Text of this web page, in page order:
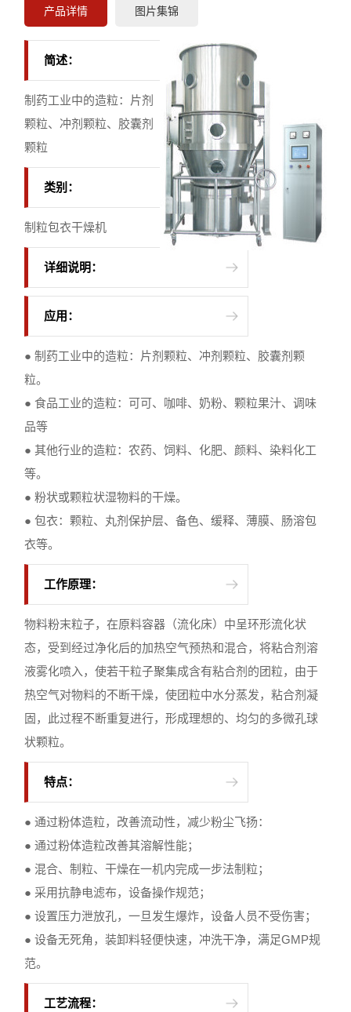
产品详情 图片集锦
简述：
制药工业中的造粒：片剂
颗粒、冲剂颗粒、胶囊剂
颗粒
类别：
制粒包衣干燥机
详细说明：
应用：
● 制药工业中的造粒：片剂颗粒、冲剂颗粒、胶囊剂颗
粒。
● 食品工业的造粒：可可、咖啡、奶粉、颗粒果汁、调味
品等
● 其他行业的造粒：农药、饲料、化肥、颜料、染料化工
等。
● 粉状或颗粒状湿物料的干燥。
● 包衣：颗粒、丸剂保护层、备色、缓释、薄膜、肠溶包
衣等。
工作原理：
物料粉末粒子，在原料容器（流化床）中呈环形流化状
态，受到经过净化后的加热空气预热和混合，将粘合剂溶
液雾化喷入，使若干粒子聚集成含有粘合剂的团粒，由于
热空气对物料的不断干燥，使团粒中水分蒸发，粘合剂凝
固，此过程不断重复进行，形成理想的、均匀的多微孔球
状颗粒。
特点：
● 通过粉体造粒，改善流动性，减少粉尘飞扬：
● 通过粉体造粒改善其溶解性能；
● 混合、制粒、干燥在一机内完成一步法制粒；
● 采用抗静电滤布，设备操作规范；
● 设置压力泄放孔，一旦发生爆炸，设备人员不受伤害；
● 设备无死角，装卸料轻便快速，冲洗干净，满足GMP规
范。
工艺流程：